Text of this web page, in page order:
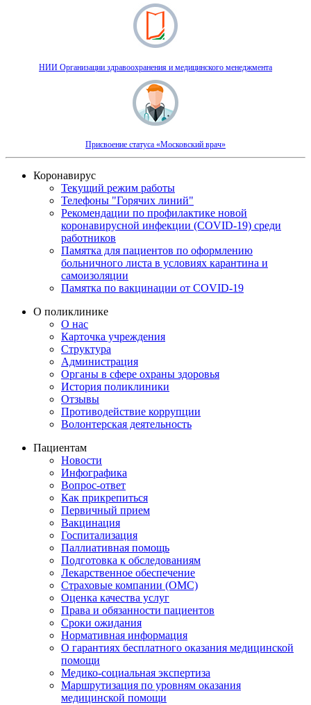
НИИ Организации здравоохранения и медицинского менеджмента
Присвоение статуса «Московский врач»
Коронавирус
Текущий режим работы
Телефоны "Горячих линий"
Рекомендации по профилактике новой
коронавирусной инфекции (COVID-19) среди
работников
Памятка для пациентов по оформлению
больничного листа в условиях карантина и
самоизоляции
Памятка по вакцинации от COVID-19
О поликлинике
О нас
Карточка учреждения
Структура
Администрация
Органы в сфере охраны здоровья
История поликлиники
Отзывы
Противодействие коррупции
Волонтерская деятельность
Пациентам
Новости
Инфографика
Вопрос-ответ
Как прикрепиться
Первичный прием
Вакцинация
Госпитализация
Паллиативная помощь
Подготовка к обследованиям
Лекарственное обеспечение
Страховые компании (ОМС)
Оценка качества услуг
Права и обязанности пациентов
Сроки ожидания
Нормативная информация
О гарантиях бесплатного оказания медицинской
помощи
Медико-социальная экспертиза
Маршрутизация по уровням оказания
медицинской помощи